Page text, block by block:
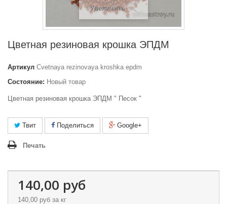
Увеличить
Цветная резиновая крошка ЭПДМ
Артикул Сvetnaya rezinovaya kroshka epdm
Состояние: Новый товар
Цветная резиновая крошка ЭПДМ " Песок "
Твит Поделиться Google+
Печать
140,00 руб
140,00 руб за кг